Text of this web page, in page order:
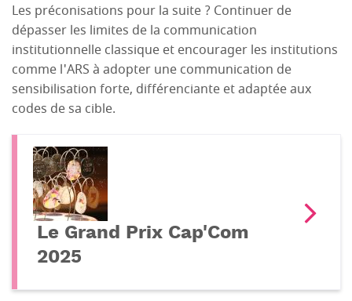
Les préconisations pour la suite ? Continuer de
dépasser les limites de la communication
institutionnelle classique et encourager les institutions
comme l'ARS à adopter une communication de
sensibilisation forte, différenciante et adaptée aux
codes de sa cible.
Le Grand Prix Cap'Com
2025